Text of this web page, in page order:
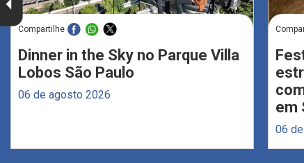
Compartilhe
Dinner in the Sky no Parque Villa
Lobos São Paulo
06 de agosto 2026
em
06